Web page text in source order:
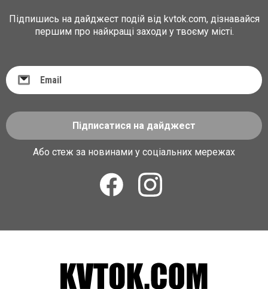
Підпишись на дайджест подій від kvtok.com, дізнавайся
першим про найкращі заходи у твоєму місті.
Підписатися на дайджест
Або стеж за новинами у соціальних мережах